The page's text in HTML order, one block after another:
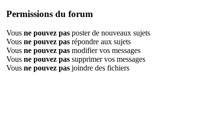
Permissions du forum
Vous ne pouvez pas poster de nouveaux sujets
Vous ne pouvez pas répondre aux sujets
Vous ne pouvez pas modifier vos messages
Vous ne pouvez pas supprimer vos messages
Vous ne pouvez pas joindre des fichiers